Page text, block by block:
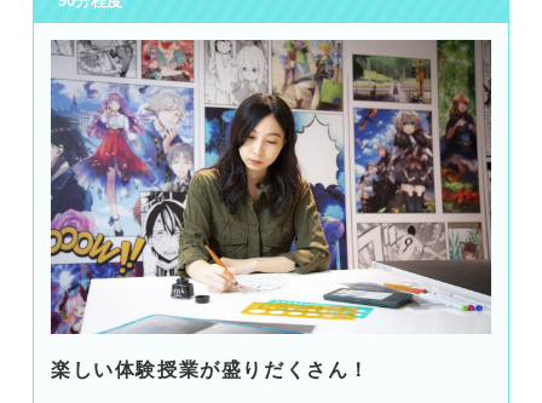
楽しい体験授業が盛りだくさん！